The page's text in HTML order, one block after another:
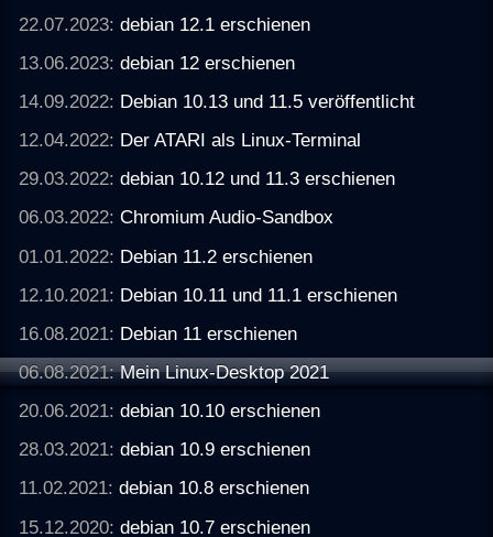
22.07.2023:debian 12.1 erschienen
13.06.2023:debian 12 erschienen
14.09.2022: Debian 10.13 und 11.5 veröffentlicht
12.04.2022: Der ATARI als Linux-Terminal
29.03.2022:debian 10.12 und 11.3 erschienen
06.03.2022:Chromium Audio-Sandbox
01.01.2022: Debian 11.2 erschienen
12.10.2021: Debian 10.11 und 11.1 erschienen
16.08.2021: Debian 11 erschienen
06.08.2021:Mein Linux-Desktop 2021
20.06.2021:debian 10.10 erschienen
28.03.2021:debian 10.9 erschienen
11.02.2021:debian 10.8 erschienen
15.12.2020:debian 10.7 erschienen